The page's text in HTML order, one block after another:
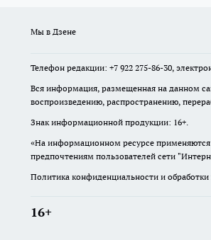
Мы в Дзене
Телефон редакции: +7 922 275-86-30,
Вся информация, размещенная на данном
воспроизведению, распространению,
Знак информационной продукции: 16+.
«На информационном ресурсе применяются
предпочтениям пользователей сети
Политика конфиденциальности и
16+